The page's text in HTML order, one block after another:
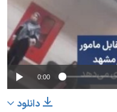
No media
0:00
دانلود